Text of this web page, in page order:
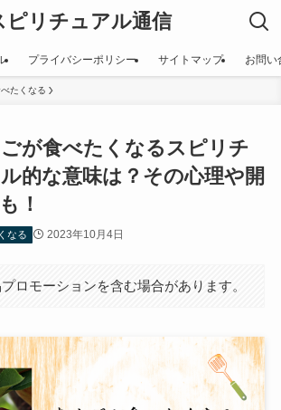
ピリチュアル通信
プライバシーポリシー サイトマップ お問い
たくなる
が食べたくなるスピリチ
的な意味は？その心理や開
！
なる 2023年10月4日
ロモーションを含む場合があります。